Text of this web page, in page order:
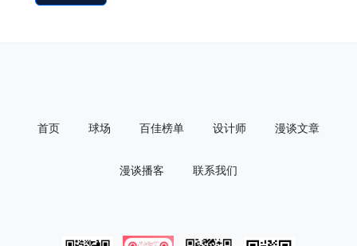
首页 球场 百佳榜单 设计师 漫谈文章
漫谈播客 联系我们